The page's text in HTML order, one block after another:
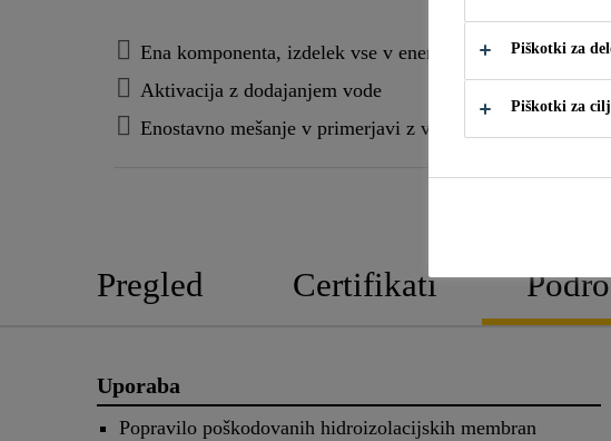
Ena komponenta, izdelek vse v enem
Aktivacija z dodajanjem vode
Enostavno mešanje v primerjavi z večkomponentnimi
Pregled Certifikati
Uporaba
Popravilo poškodovanih hidroizolacijskih membran
Piškotki za
Piškotki za